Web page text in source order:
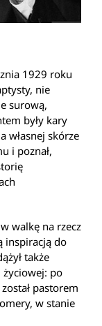
1929 roku
nie
surową,
były kary
własnej skórze
i poznał,
walkę na rzecz
inspiracją do
także
po
pastorem
w stanie